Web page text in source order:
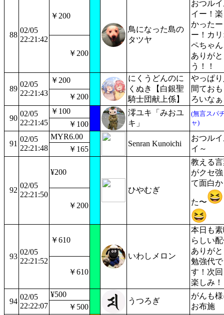
88
02/05
22:21:42
￥200
鳥になった島の
タツヤ
おつル
イー！
かったー
ー！カ
ペちゃ
ありがと
う！！
￥200
89
02/05
22:21:43
￥200
にくうどんのに
くぬき【白銀聖
騎士団献上係】
やっぱ
間てお
ろいな
￥200
90
02/05
22:21:45
￥100
澪ユキ「みおユ
キ」
(無言スパ
ャ)
￥100
91
02/05
22:21:48
MYR6.00
Senran Kunoichi
おつル
イ～
￥165
92
02/05
22:21:50
¥200
ひやむぎ
教える
がクセ
て面白
た〜
￥200
93
02/05
22:21:52
￥610
いわしメロン
本日も
らしい
ありが
勉強代で
す！次
楽しみ
￥610
94
02/05
22:22:07
¥500
うつろぎ
がんも
お布施
￥500